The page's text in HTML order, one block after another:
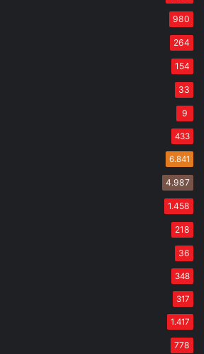
980
264
154
33
9
433
6.841
4.987
1.458
218
36
348
317
1.417
778